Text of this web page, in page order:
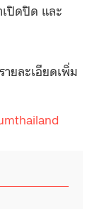
ปิดปิด และ
ยละเอียดเพิ่ม